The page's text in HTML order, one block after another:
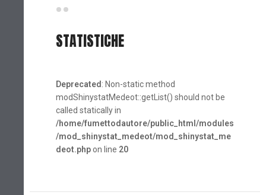
STATISTICHE
Deprecated : Non-static method
modShinystatMedeot::getList() should not be
called statically in
/home/fumettodautore/public_html/modules
/mod_shinystat_medeot/mod_shinystat_me
deot.phpon line 20